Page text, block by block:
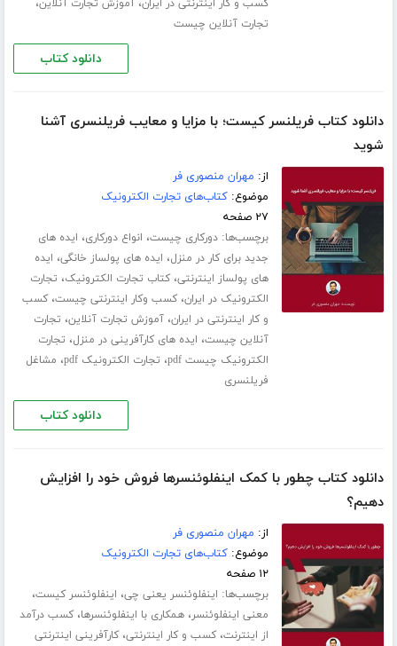
کسب و کار اینترنتی در ایران، آموزش تجارت آنلاین،
تجارت آنلاین چیست
دانلود کتاب
دانلود کتاب فریلنسر کیست؛ با مزایا و معایب فریلنسری آشنا
شوید
از: مهران منصوری فر
موضوع:کتاب‌های تجارت الکترونیک
۲۷ صفحه
برچسب‌ها:دورکاری چیست، انواع دورکاری، ایده های
جدید برای کار در منزل، ایده های پولساز خانگی، ایده
های پولساز اینترنتی،کتاب تجارت الکترونیک، تجارت
الکترونیک در ایران،کسب وکار اینترنتی چیست،کسب
و کار اینترنتی در ایران،آموزش تجارت آنلاین، تجارت
آنلاین چیست، ایده های کارآفرینی در منزل، تجارت
الکترونیک چیست pdf
، تجارت الکترونیک pdf ، مشاغل
فریلنسری
دانلود کتاب
دانلود کتاب چطور با کمک اینفلوئنسرها فروش خود را افزایش
دهیم؟
از: مهران منصوری فر
موضوع:کتاب‌های تجارت الکترونیک
۱۲ صفحه
برچسب‌ها: اینفلوئنسر یعنی چی، اینفلوئنسر کیست،
معنی اینفلوئنسر،همکاری با اینفلوئنسرها،کسب درآمد
از اینترنت،کسب و کار اینترنتی،کارآفرینی اینترنتی